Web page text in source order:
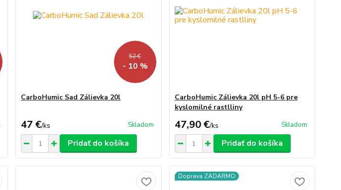
52 €
- 10 %
CarboHumic Sad Zálievka 20l
47 €/ks Skladom
Pridať do košíka
CarboHumic Zálievka 20l pH 5-6 pre
kyslomilné rastlliny
47,90 €/ks Skladom
Pridať do košíka
Doprava ZADARMO